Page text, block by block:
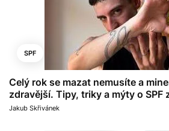
SPF
Celý rok se mazat nemusíte a
zdravější. Tipy, triky a mýty o SPF
Jakub Skřivánek